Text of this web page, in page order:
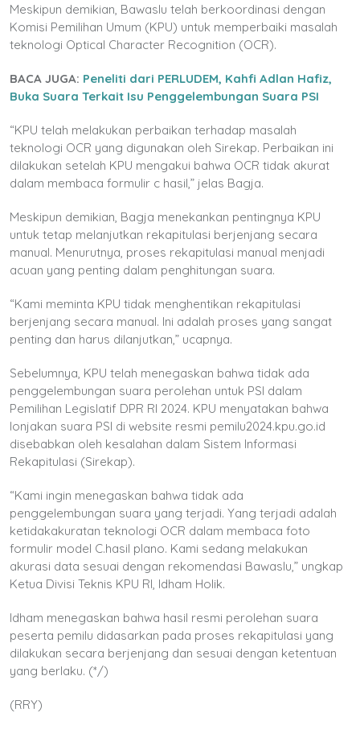
Meskipun demikian, Bawaslu telah berkoordinasi dengan
Komisi Pemilihan Umum (KPU) untuk memperbaiki masalah
teknologi Optical Character Recognition (OCR).
BACA JUGA: Peneliti dari PERLUDEM, Kahfi Adlan Hafiz,
Buka Suara Terkait Isu Penggelembungan Suara PSI
“KPU telah melakukan perbaikan terhadap masalah
teknologi OCR yang digunakan oleh Sirekap. Perbaikan ini
dilakukan setelah KPU mengakui bahwa OCR tidak akurat
dalam membaca formulir c hasil,” jelas Bagja.
Meskipun demikian, Bagja menekankan pentingnya KPU
untuk tetap melanjutkan rekapitulasi berjenjang secara
manual. Menurutnya, proses rekapitulasi manual menjadi
acuan yang penting dalam penghitungan suara.
“Kami meminta KPU tidak menghentikan rekapitulasi
berjenjang secara manual. Ini adalah proses yang sangat
penting dan harus dilanjutkan,” ucapnya.
Sebelumnya, KPU telah menegaskan bahwa tidak ada
penggelembungan suara perolehan untuk PSI dalam
Pemilihan Legislatif DPR RI 2024. KPU menyatakan bahwa
lonjakan suara PSI di website resmi pemilu2024.kpu.go.id
disebabkan oleh kesalahan dalam Sistem Informasi
Rekapitulasi (Sirekap).
“Kami ingin menegaskan bahwa tidak ada
penggelembungan suara yang terjadi. Yang terjadi adalah
ketidakakuratan teknologi OCR dalam membaca foto
formulir model C.hasil plano. Kami sedang melakukan
akurasi data sesuai dengan rekomendasi Bawaslu,” ungkap
Ketua Divisi Teknis KPU RI, Idham Holik.
Idham menegaskan bahwa hasil resmi perolehan suara
peserta pemilu didasarkan pada proses rekapitulasi yang
dilakukan secara berjenjang dan sesuai dengan ketentuan
yang berlaku. (*/)
(RRY)